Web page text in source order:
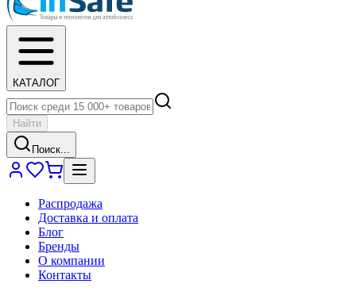
КАТАЛОГ
Найти
Поиск...
Распродажа
Доставка и оплата
Блог
Бренды
О компании
Контакты